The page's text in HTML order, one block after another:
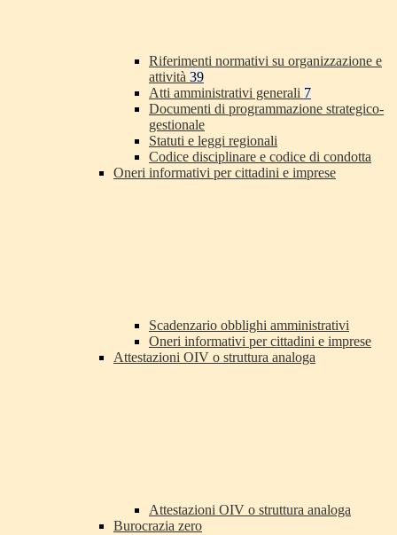
Riferimenti normativi su organizzazione e
attività 39
Atti amministrativi generali 7
Documenti di programmazione strategico-
gestionale
Statuti e leggi regionali
Codice disciplinare e codice di condotta
Oneri informativi per cittadini e imprese
Scadenzario obblighi amministrativi
Oneri informativi per cittadini e imprese
Attestazioni OIV o struttura analoga
Attestazioni OIV o struttura analoga
Burocrazia zero